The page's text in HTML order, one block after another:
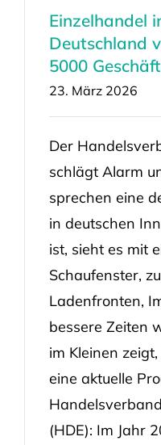
Einzelhandel
Deutschland
5000
23. März 2026
Der
schlägt Alarm
sprechen eine
in deutschen
ist, sieht es mit
Schaufenster,
Ladenfronten,
bessere Zeiten
im Kleinen
eine aktuelle
(HDE): Im Jahr